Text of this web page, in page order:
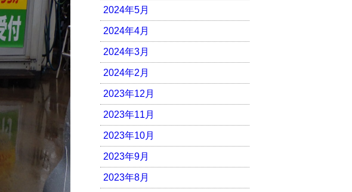
2024年5月
2024年4月
2024年3月
2024年2月
2023年12月
2023年11月
2023年10月
2023年9月
2023年8月